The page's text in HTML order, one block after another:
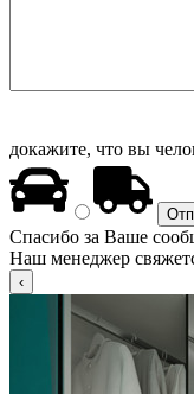
докажите, что вы
Спасибо за Ваше
Наш менеджер